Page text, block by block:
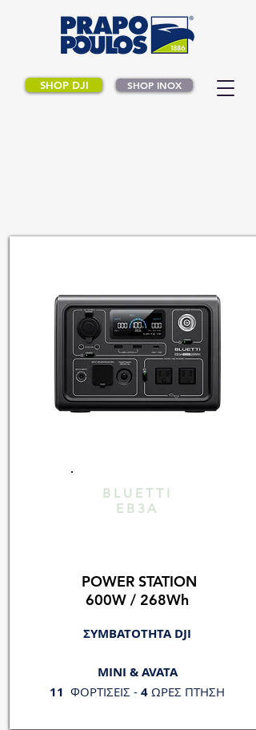
SHOP DJI SHOP INOX
BLUETTI
EB3A
POWER STATION
600W / 268Wh
ΣΥΜΒΑΤΟΤΗΤΑ DJI
MINI & AVATA
11 ΦΟΡΤΙΣΕΙΣ - 4 ΩΡΕΣ ΠΤΗΣΗ